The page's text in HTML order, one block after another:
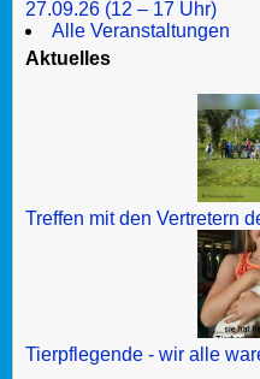
27.09.26 (12 – 17 Uhr)
Alle Veranstaltungen
Aktuelles
Treffen mit den Vertretern
Tierpflegende - wir alle